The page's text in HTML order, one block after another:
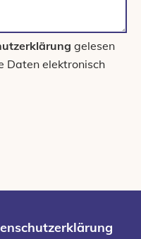
gelesen
Daten elektronisch